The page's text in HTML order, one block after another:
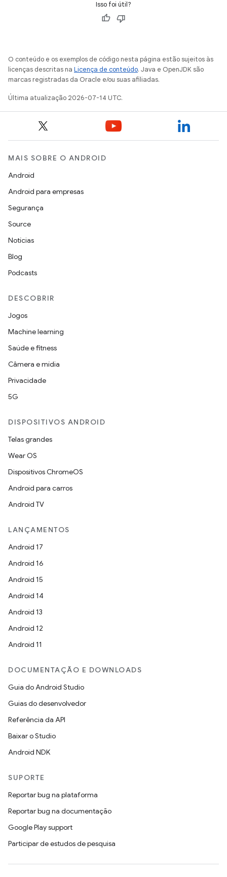
Isso foi útil?
O conteúdo e os exemplos de código nesta página estão sujeitos às
licenças descritas na Licença de conteúdo. Java e OpenJDK são
marcas registradas da Oracle e/ou suas afiliadas.
Última atualização 2026-07-14 UTC.
MAIS SOBRE O ANDROID
Android
Android para empresas
Segurança
Source
Notícias
Blog
Podcasts
DESCOBRIR
Jogos
Machine learning
Saúde e fitness
Câmera e mídia
Privacidade
5G
DISPOSITIVOS ANDROID
Telas grandes
Wear OS
Dispositivos ChromeOS
Android para carros
Android TV
LANÇAMENTOS
Android 17
Android 16
Android 15
Android 14
Android 13
Android 12
Android 11
DOCUMENTAÇÃO E DOWNLOADS
Guia do Android Studio
Guias do desenvolvedor
Referência da API
Baixar o Studio
Android NDK
SUPORTE
Reportar bug na plataforma
Reportar bug na documentação
Google Play support
Participar de estudos de pesquisa